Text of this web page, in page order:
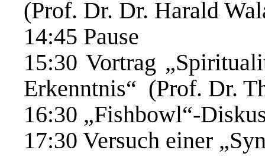
(Prof. Dr. Dr. Harald
14:45 Pause
15:30 Vortrag
Erkenntnis“ (Prof. Dr.
16:30 „Fishbowl“-
17:30 Versuch einer